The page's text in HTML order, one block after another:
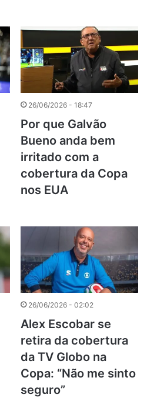
26/06/2026 - 18:47
Por que Galvão
Bueno anda bem
irritado com a
cobertura da Copa
nos EUA
26/06/2026 - 02:02
Alex Escobar se
retira da cobertura
da TV Globo na
Copa: “Não me sinto
seguro”